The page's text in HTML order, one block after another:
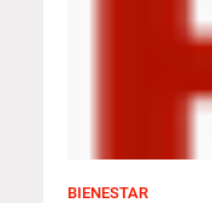
BIENESTAR